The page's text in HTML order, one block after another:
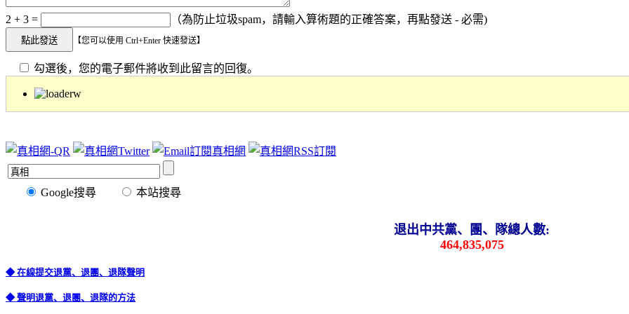
2 + 3 = （為防止垃圾spam，請輸入算術題的正確答案，再點發送 - 必需)
【您可以使用 Ctrl+Enter 快速發送】
勾選後，您的電子郵件將收到此留言的回復。
Google搜尋 本站搜尋
退出中共黨、團、隊總人數:
464,835,075
◆ 在線提交退黨、退團、退隊聲明
◆ 聲明退黨、退團、退隊的方法